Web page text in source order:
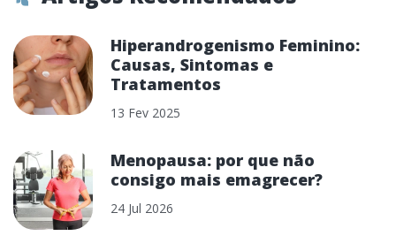
Hiperandrogenismo Feminino:
Causas, Sintomas e
Tratamentos
13 Fev 2025
Menopausa: por que não
consigo mais emagrecer?
24 Jul 2026